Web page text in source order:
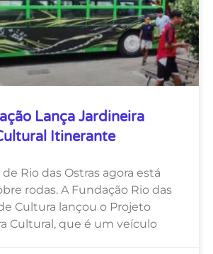
Lança Jardineira
Itinerante
Rio das Ostras agora está
rodas. A Fundação Rio das
Cultura lançou o Projeto
Cultural, que é um veículo